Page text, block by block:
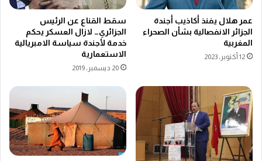
عمر هلال يفنذ أكاذيب أجندة
الجزائر الانفصالية بشأن الصحراء
المغربية
12 أكتوبر، 2023
سقط القناع عن الرئيس
الجزائري… لازال العسكر يحكم
خدمة لأجندة سياسة الامبريالية
الاستعمارية
20 ديسمبر، 2019